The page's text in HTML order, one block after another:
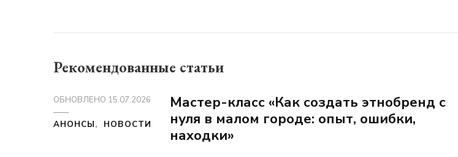
Рекомендованные статьи
ОБНОВЛЕНО 15.07.2026
АНОНСЫ НОВОСТИ
Мастер-класс «Как создать этнобренд с
нуля в малом городе: опыт, ошибки,
находки»